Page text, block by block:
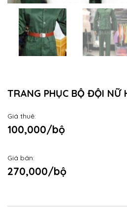
TRANG PHỤC BỘ ĐỘI NỮ
Giá thuê:
100,000/bộ
Giá bán:
270,000/bộ